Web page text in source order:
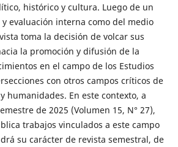
histórico y cultura. Luego de un
evaluación interna como del medio
toma la decisión de volcar sus
la promoción y difusión de la
en el campo de los Estudios
con otros campos críticos de
humanidades. En este contexto, a
de 2025 (Volumen 15, N° 27),
trabajos vinculados a este campo
su carácter de revista semestral, de